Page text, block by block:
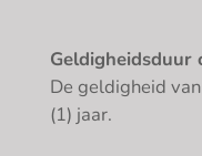
Geldigheidsduur
De geldigheid
(1) jaar.